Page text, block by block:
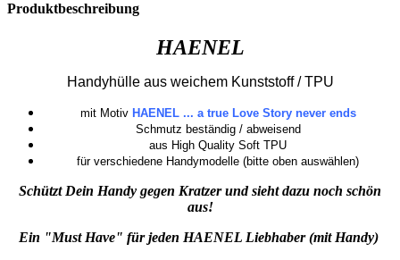
Produktbeschreibung
HAENEL
Handyhülle aus weichem Kunststoff / TPU
mit Motiv HAENEL ... a true Love Story never ends
Schmutz beständig / abweisend
aus High Quality Soft TPU
für verschiedene Handymodelle (bitte oben auswählen)
Schützt Dein Handy gegen Kratzer und sieht dazu noch schön
aus!
Ein "Must Have" für jeden HAENEL Liebhaber (mit Handy)